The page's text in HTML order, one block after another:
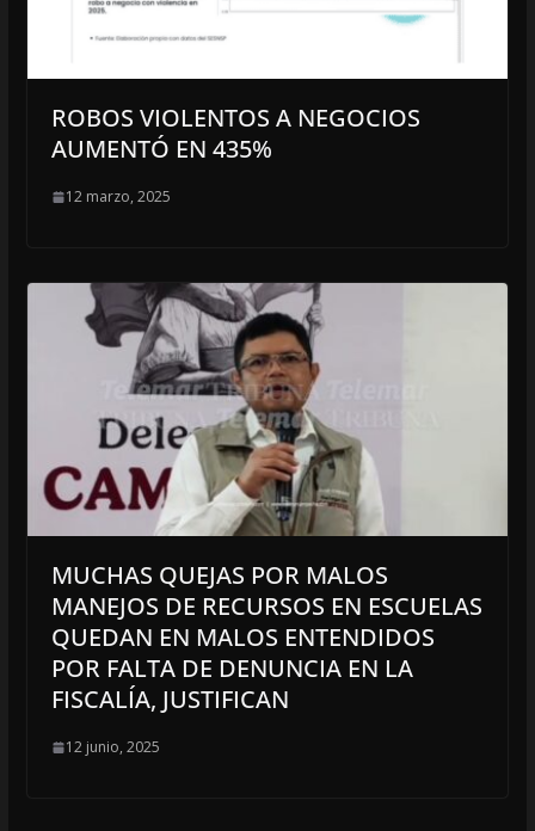
ROBOS VIOLENTOS A NEGOCIOS
AUMENTÓ EN 435%
12 marzo, 2025
MUCHAS QUEJAS POR MALOS
MANEJOS DE RECURSOS EN ESCUELAS
QUEDAN EN MALOS ENTENDIDOS
POR FALTA DE DENUNCIA EN LA
FISCALÍA, JUSTIFICAN
12 junio, 2025